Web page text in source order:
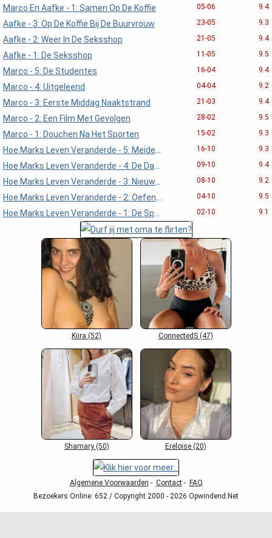
Marco En Aafke - 1: Samen Op De Koffie 05-06 9.4
Aafke - 3: Op De Koffie Bij De Buurvrouw 23-05 9.3
Aafke - 2: Weer In De Seksshop 21-05 9.4
Aafke - 1: De Seksshop 11-05 9.5
Marco - 5: De Studentes 16-04 9.4
Marco - 4: Uitgeleend 04-04 9.2
Marco - 3: Eerste Middag Naaktstrand 21-03 9.4
Marco - 2: Een Film Met Gevolgen 28-02 9.5
Marco - 1: Douchen Na Het Sporten 15-02 9.3
16-10 9.3
09-10 9.4
08-10 9.2
04-10 9.5
02-10 9.1
Kiira (52) ConnectedS (47)
Shamary (50) Ereloise (20)
Algemene Voorwaarden - Contact- FAQ
Bezoekers Online: 652 / Copyright 2000 - 2026 Opwindend.Net